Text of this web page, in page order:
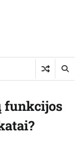
funkcijos